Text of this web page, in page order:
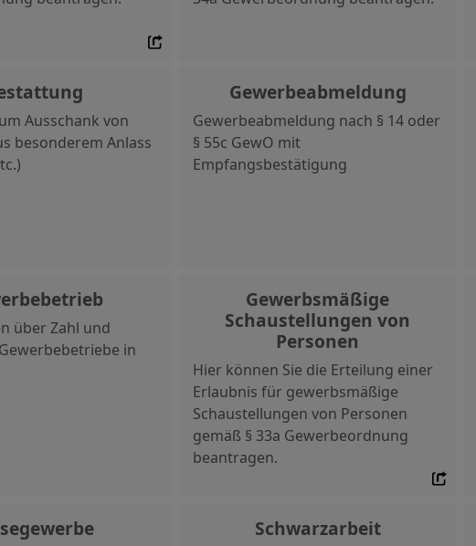
Ausschank von
besonderem Anlass
Gewerbeabmeldung
Gewerbeabmeldung nach § 14 oder
§ 55c GewO mit
Empfangsbestätigung
über Zahl und
in
Gewerbsmäßige
Schaustellungen von
Personen
Hier können Sie die Erteilung einer
Erlaubnis für gewerbsmäßige
Schaustellungen von Personen
gemäß § 33a Gewerbeordnung
beantragen.
Schwarzarbeit